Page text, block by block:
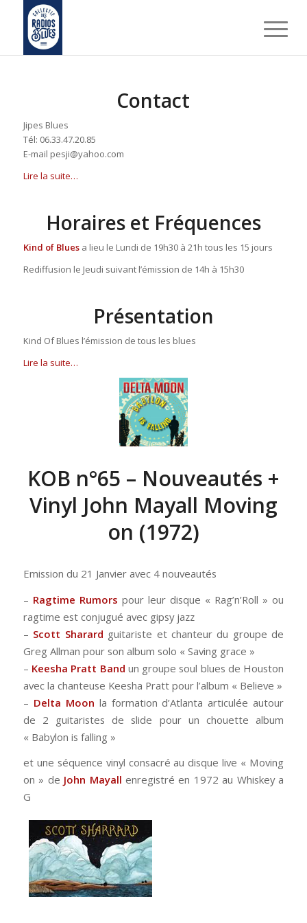
Contact
Jipes Blues
Tél: 06.33.47.20.85
E-mail pesji@yahoo.com
Lire la suite…
Horaires et Fréquences
Kind of Bluesa lieu le Lundi de 19h30 à 21h tous les 15 jours
Rediffusion le Jeudi suivant l’émission de 14h à 15h30
Présentation
Kind Of Blues l’émission de tous les blues
Lire la suite…
KOB n°65 – Nouveautés +
Vinyl John Mayall Moving
on (1972)
Emission du 21 Janvier avec 4 nouveautés
– Ragtime Rumors pour leur disque « Rag’n’Roll » ou
ragtime est conjugué avec gipsy jazz
– Scott Sharard guitariste et chanteur du groupe de
Greg Allman pour son album solo « Saving grace »
– Keesha Pratt Band un groupe soul blues de Houston
avec la chanteuse Keesha Pratt pour l’album « Believe »
– Delta Moon la formation d’Atlanta articulée autour
de 2 guitaristes de slide pour un chouette album
« Babylon is falling »
et une séquence vinyl consacré au disque live « Moving
on » de John Mayall enregistré en 1972 au Whiskey a
G